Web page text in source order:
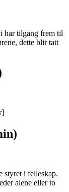
har tilgang frem til
dette blir tatt
styret i felleskap.
alene eller to